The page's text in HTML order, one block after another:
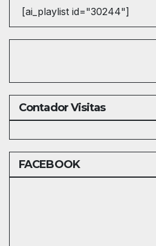
[ai_playlist id="30244"]
Contador Visitas
FACEBOOK